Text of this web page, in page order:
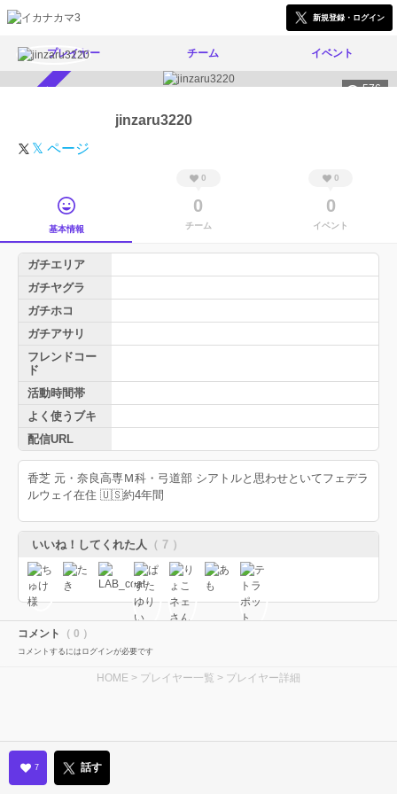
新規登録・ログイン
プレイヤー チーム イベント
576
jinzaru3220
𝕏 ページ
基本情報
0
0
チーム
0
0
イベント
ガチエリア
ガチヤグラ
ガチホコ
ガチアサリ
フレンドコー
ド
活動時間帯
よく使うブキ
配信URL
香芝 元・奈良高専Ｍ科・弓道部 シアトルと思わせといてフェデラ
ルウェイ在住 🇺🇸約4年間
いいね！してくれた人 （ 7 ）
コメント （ 0 ）
コメントするにはログインが必要です
HOME > プレイヤー一覧 > プレイヤー詳細
7 話す